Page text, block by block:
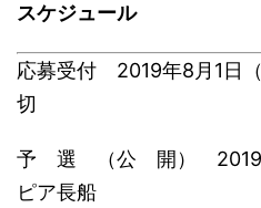
スケジュール
応募受付 2019年8月1日
切
予 選 （公 開） 2019
ピア長船